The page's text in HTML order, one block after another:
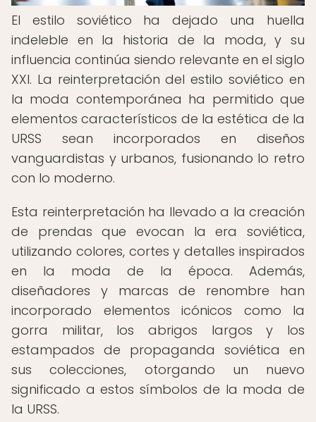
El estilo soviético ha dejado una huella
indeleble en la historia de la moda, y su
influencia continúa siendo relevante en el siglo
XXI. La reinterpretación del estilo soviético en
la moda contemporánea ha permitido que
elementos característicos de la estética de la
URSS sean incorporados en diseños
vanguardistas y urbanos, fusionando lo retro
con lo moderno.
Esta reinterpretación ha llevado a la creación
de prendas que evocan la era soviética,
utilizando colores, cortes y detalles inspirados
en la moda de la época. Además,
diseñadores y marcas de renombre han
incorporado elementos icónicos como la
gorra militar, los abrigos largos y los
estampados de propaganda soviética en
sus colecciones, otorgando un nuevo
significado a estos símbolos de la moda de
la URSS.